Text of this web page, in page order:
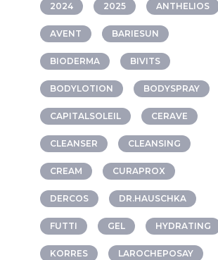
2024 2025 ANTHELIOS
AVENT BARIESUN
BIODERMA BIVITS
BODYLOTION BODYSPRAY
CAPITALSOLEIL CERAVE
CLEANSER CLEANSING
CREAM CURAPROX
DERCOS DR.HAUSCHKA
FUTTI GEL HYDRATING
KORRES LAROCHEPOSAY